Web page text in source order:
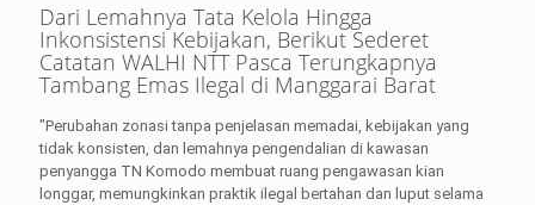
Dari Lemahnya Tata Kelola Hingga
Inkonsistensi Kebijakan, Berikut Sederet
Catatan WALHI NTT Pasca Terungkapnya
Tambang Emas Ilegal di Manggarai Barat
"Perubahan zonasi tanpa penjelasan memadai, kebijakan yang
tidak konsisten, dan lemahnya pengendalian di kawasan
penyangga TN Komodo membuat ruang pengawasan kian
longgar, memungkinkan praktik ilegal bertahan dan luput selama